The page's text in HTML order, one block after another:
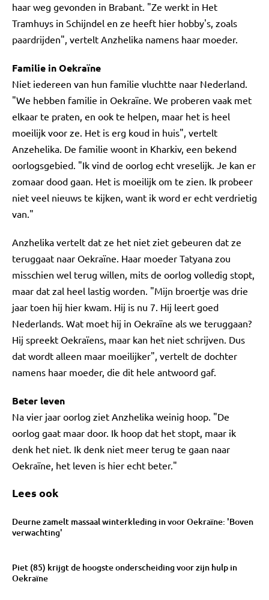
haar weg gevonden in Brabant. "Ze werkt in Het
Tramhuys in Schijndel en ze heeft hier hobby's, zoals
paardrijden", vertelt Anzhelika namens haar moeder.
Familie in Oekraïne
Niet iedereen van hun familie vluchtte naar Nederland.
"We hebben familie in Oekraïne. We proberen vaak met
elkaar te praten, en ook te helpen, maar het is heel
moeilijk voor ze. Het is erg koud in huis", vertelt
Anzehelika. De familie woont in Kharkiv, een bekend
oorlogsgebied. "Ik vind de oorlog echt vreselijk. Je kan er
zomaar dood gaan. Het is moeilijk om te zien. Ik probeer
niet veel nieuws te kijken, want ik word er echt verdrietig
van."
Anzhelika vertelt dat ze het niet ziet gebeuren dat ze
teruggaat naar Oekraïne. Haar moeder Tatyana zou
misschien wel terug willen, mits de oorlog volledig stopt,
maar dat zal heel lastig worden. "Mijn broertje was drie
jaar toen hij hier kwam. Hij is nu 7. Hij leert goed
Nederlands. Wat moet hij in Oekraïne als we teruggaan?
Hij spreekt Oekraïens, maar kan het niet schrijven. Dus
dat wordt alleen maar moeilijker", vertelt de dochter
namens haar moeder, die dit hele antwoord gaf.
Beter leven
Na vier jaar oorlog ziet Anzhelika weinig hoop. "De
oorlog gaat maar door. Ik hoop dat het stopt, maar ik
denk het niet. Ik denk niet meer terug te gaan naar
Oekraïne, het leven is hier echt beter."
Lees ook
Deurne zamelt massaal winterkleding in voor Oekraïne: 'Boven
verwachting'
Piet (85) krijgt de hoogste onderscheiding voor zijn hulp in
Oekraïne